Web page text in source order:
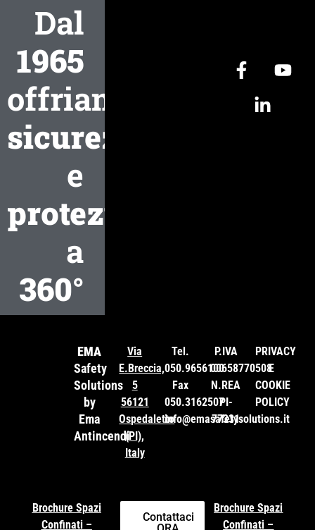
Dal
1965
offriamo
sicurezza
e
protezione
a
360°
EMA
Safety
Solutions
by
Ema
Antincendi
Via
E.Breccia,
5
56121
Ospedaletto
(PI),
Italy
Tel.
050.9656100
Fax
050.3162507
info@emasafetysolutions.it
P.IVA
00658770508
N.REA
PI-
77331
PRIVACY
E
COOKIE
POLICY
Brochure Spazi
Confinati –
Contattaci
Brochure Spazi
Confinati –